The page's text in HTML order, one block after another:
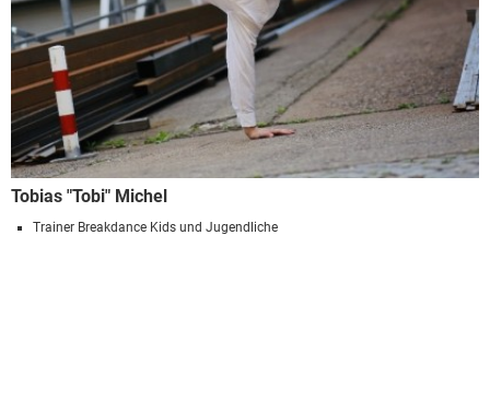
Tobias "Tobi" Michel
Trainer Breakdance Kids und Jugendliche